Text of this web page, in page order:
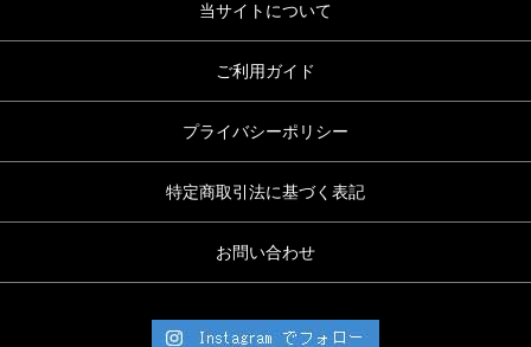
当サイトについて
ご利用ガイド
プライバシーポリシー
特定商取引法に基づく表記
お問い合わせ